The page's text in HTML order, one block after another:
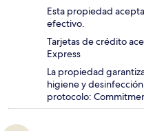
Esta propiedad
efectivo.
Tarjetas de crédito
Express
La propiedad
higiene y
protocolo: